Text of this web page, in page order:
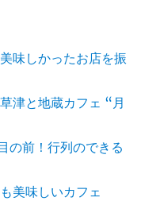
味しかったお店を振
津と地蔵カフェ “月
の前！行列のできる
美味しいカフェ